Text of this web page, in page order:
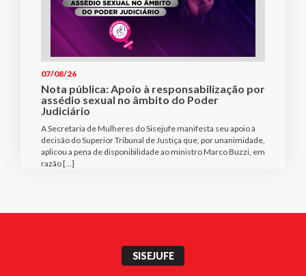
07/08/26
Nota pública: Apoio à responsabilização por
assédio sexual no âmbito do Poder
Judiciário
A Secretaria de Mulheres do Sisejufe manifesta seu apoio à
decisão do Superior Tribunal de Justiça que, por unanimidade,
aplicou a pena de disponibilidade ao ministro Marco Buzzi, em
razão […]
SISEJUFE